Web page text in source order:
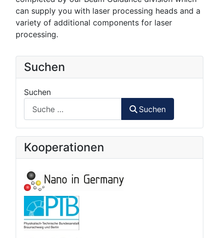
can supply you with laser processing heads and a
variety of additional components for laser
processing.
Suchen
Suchen
Suchen
Kooperationen